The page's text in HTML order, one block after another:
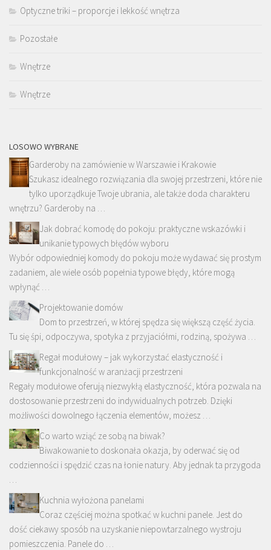
Optyczne triki – proporcje i lekkość wnętrza
Pozostałe
Wnętrze
Wnętrze
LOSOWO WYBRANE
Garderoby na zamówienie w Warszawie i Krakowie
Szukasz idealnego rozwiązania dla swojej przestrzeni, które nie
tylko uporządkuje Twoje ubrania, ale także doda charakteru
wnętrzu? Garderoby na …
Jak dobrać komodę do pokoju: praktyczne wskazówki i
unikanie typowych błędów wyboru
Wybór odpowiedniej komody do pokoju może wydawać się prostym
zadaniem, ale wiele osób popełnia typowe błędy, które mogą
wpłynąć …
Projektowanie domów
Dom to przestrzeń, w której spędza się większą część życia.
Tu się śpi, odpoczywa, spotyka z przyjaciółmi, rodziną, spożywa …
Regał modułowy – jak wykorzystać elastyczność i
funkcjonalność w aranżacji przestrzeni
Regały modułowe oferują niezwykłą elastyczność, która pozwala na
dostosowanie przestrzeni do indywidualnych potrzeb. Dzięki
możliwości dowolnego łączenia elementów, możesz …
Co warto wziąć ze sobą na biwak?
Biwakowanie to doskonała okazja, by oderwać się od
codzienności i spędzić czas na łonie natury. Aby jednak ta przygoda
Kuchnia wyłożona panelami
Coraz częściej można spotkać w kuchni panele. Jest do
dość ciekawy sposób na uzyskanie niepowtarzalnego wystroju
pomieszczenia. Panele do …